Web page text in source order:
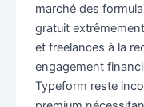
marché des
gratuit
et freelances à la
engagement
Typeform reste